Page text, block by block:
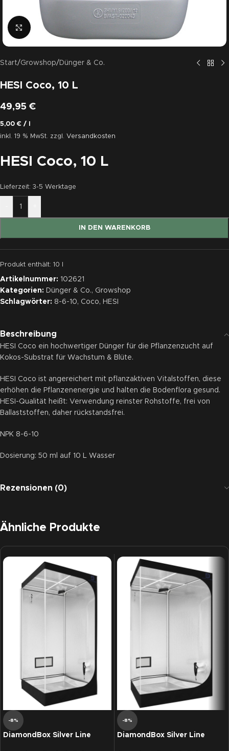
Click to enlarge
Start/Growshop/ Dünger & Co.
HESI Coco, 10 L
49,95 €
5,00€ /
inkl. 19 % MwSt. zzgl. Versandkosten
HESI Coco, 10 L
Lieferzeit: 3-5 Werktage
IN DEN WARENKORB
Produkt enthält: 10
Artikelnummer: 102621
Kategorien: Dünger & Co., Growshop
Schlagwörter: 8-6-10, Coco, HESI
Beschreibung
HESI Coco ein hochwertiger Dünger für die Pflanzenzucht auf
Kokos-Substrat für Wachstum & Blüte.
HESI Coco ist angereichert mit pflanzaktiven Vitalstoffen, diese
erhöhen die Pflanzenenergie und halten die Bodenflora gesund.
HESI-Qualität heißt: Verwendung reinster Rohstoffe, frei von
Ballaststoffen, daher rückstandsfrei.
NPK 8-6-10
Dosierung: 50 ml auf 10 L Wasser
Rezensionen (0)
Ähnliche Produkte
-8%
DiamondBox Silver Line
-8%
DiamondBox Silver Line